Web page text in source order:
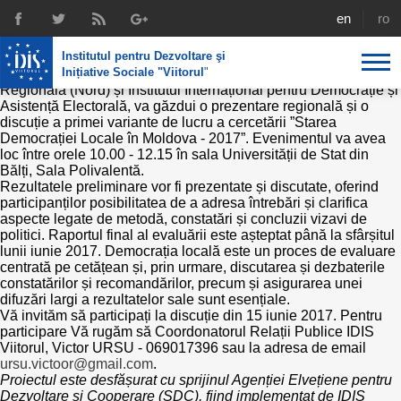
english
Institutul pentru Dezvoltare şi
Inițiative Sociale "Viitorul "
Despre noi
Profil
Recrutare
Chairman's legacy
Acorduri semnate
Echipa
Scrisori de mulțumire
Expertiza IDIS
Politici de reintegrare
Politici economice
Achizițiile publice în infografice
Integrare europeană
Politici sociale
Investigații în achizțiile publice
Media
Biblioteca
Emisiuni
Buletinul informativ „Achizițiile publice în vizor”,
Nr.8, iunie 2023
Starea Democrației Locale în Moldova -
2017
În data de 15 iunie 2017, Institutul pentru Dezvoltare și Inițiative
Sociale ”Viitorul”, în cooperare cu Agenția pentru Dezvoltare
Regională (Nord) și Institutul Internațional pentru Democrație și
Asistență Electorală, va găzdui o prezentare regională și o
discuție a primei variante de lucru a cercetării ”Starea
Democrației Locale în Moldova - 2017”. Evenimentul va avea
loc între orele 10.00 - 12.15 în sala Universității de Stat din
Bălți, Sala Polivalentă.
Rezultatele preliminare vor fi prezentate și discutate, oferind
participanților posibilitatea de a adresa întrebări și clarifica
aspecte legate de metodă, constatări și concluzii vizavi de
politici. Raportul final al evaluării este așteptat până la sfârșitul
lunii iunie 2017. Democrația locală este un proces de evaluare
centrată pe cetățean și, prin urmare, discutarea și dezbaterile
constatărilor și recomandărilor, precum și asigurarea unei
difuzări largi a rezultatelor sale sunt esențiale.
Vă invităm să participați la discuție din 15 iunie 2017. Pentru
participare Vă rugăm să Coordonatorul Relații Publice IDIS
Viitorul, Victor URSU - 069017396 sau la adresa de email
ursu.victoor@gmail.com.
Proiectul este desfășurat cu sprijinul Agenției Elvețiene pentru
Dezvoltare și Cooperare (SDC), fiind implementat de IDIS